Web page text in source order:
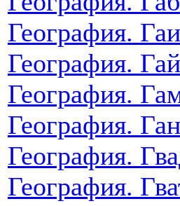
География.
География.
География.
География.
География.
География.